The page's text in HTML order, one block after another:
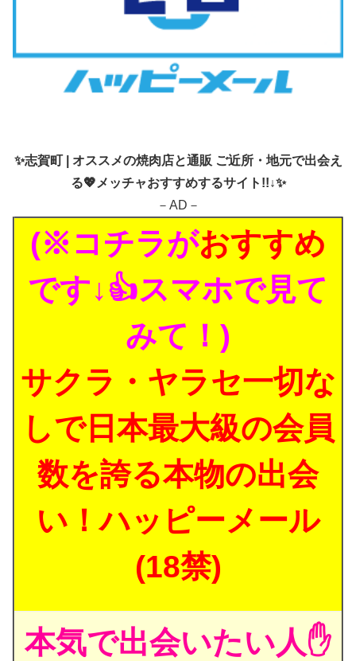
✨志賀町 | オススメの焼肉店と通販 ご近所・地元で出会え
る💖メッチャおすすめするサイト!!↓✨
－AD－
(※コチラがおすすめ
です↓👍スマホで見て
みて！)
サクラ・ヤラセ一切な
しで日本最大級の会員
数を誇る本物の出会
い！ハッピーメール
(18禁)
本気で出会いたい人✋